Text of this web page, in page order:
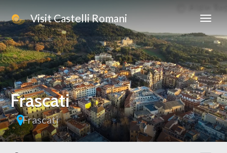
Visit Castelli Romani
Frascati
Frascati